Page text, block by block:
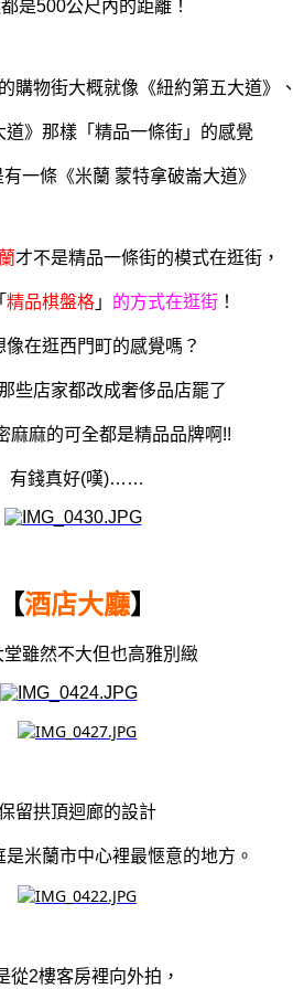
是500公尺內的距離！
購物街大概就像《紐約第五大道》、
道》那樣「精品一條街」的感覺
一條《米蘭 蒙特拿破崙大道》
才不是精品一條街的模式在逛街，
精品棋盤格 」 的方式在逛街 ！
像在逛西門町的感覺嗎？
些店家都改成奢侈品店罷了
麻麻的可全都是精品品牌啊!!
有錢真好(嘆)……
【酒店大廳】
堂雖然不大但也高雅別緻
留拱頂迴廊的設計
米蘭市中心裡最愜意的地方。
從2樓客房裡向外拍，